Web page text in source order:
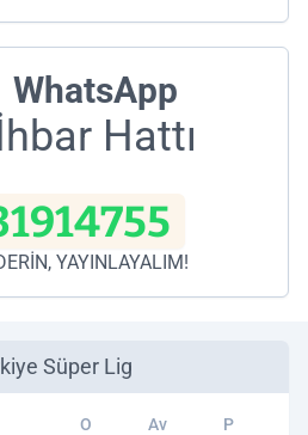
WhatsApp
Hattı
YAYINLAYALIM!
Süper Lig
O Av P